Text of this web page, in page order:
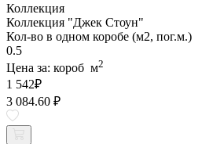
Коллекция
Коллекция "Джек Стоун"
Кол-во в одном коробе (м2, пог.м.)
0.5
Цена за: короб м2
1 542₽
3 084.60 ₽